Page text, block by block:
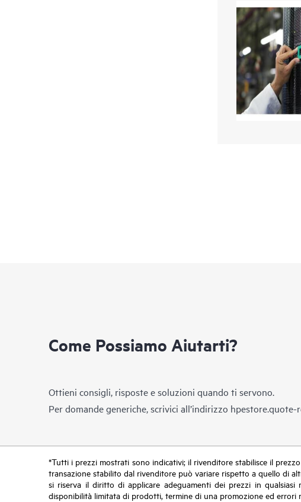
Come Possiamo Aiutarti?
Ottieni consigli, risposte e soluzioni quando ti servono.
Per domande generiche, scrivici all’indirizzo hpestore.quote-
*Tutti i prezzi mostrati sono indicativi; il rivenditore stabilisce il
transazione stabilito dal rivenditore può variare rispetto a quello di
si riserva il diritto di applicare adeguamenti dei prezzi in
disponibilità limitata di prodotti, termine di una promozione ed errori